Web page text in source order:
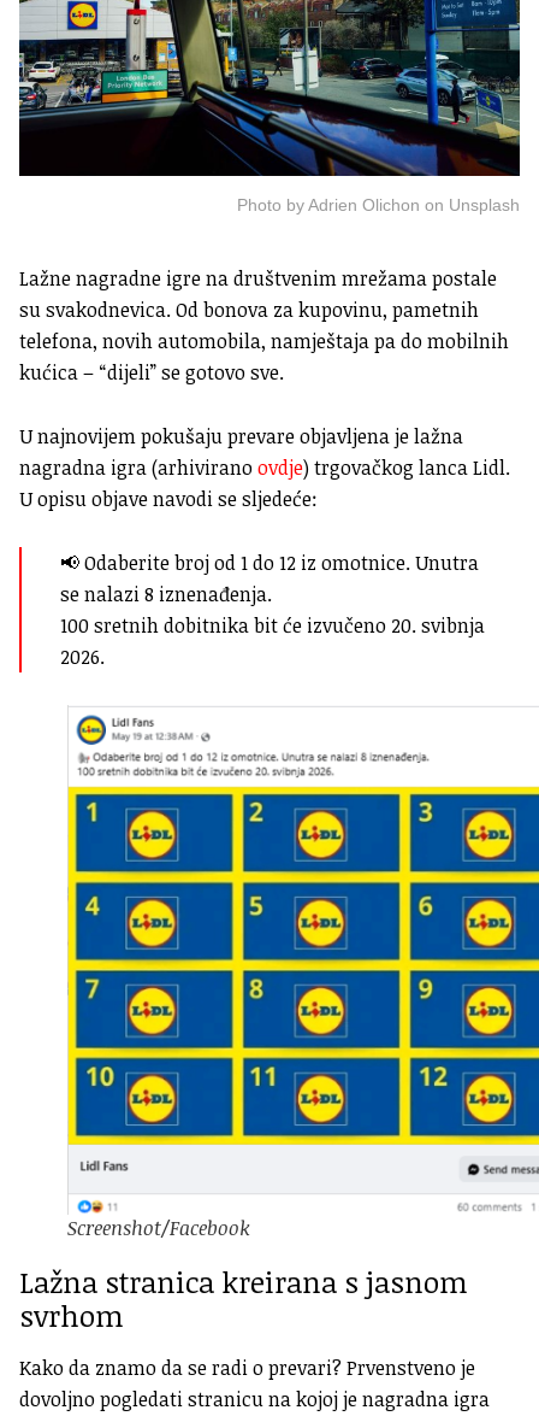
Photo by Adrien Olichon on Unsplash
Lažne nagradne igre na društvenim mrežama postale
su svakodnevica. Od bonova za kupovinu, pametnih
telefona, novih automobila, namještaja pa do mobilnih
kućica – “dijeli” se gotovo sve.
U najnovijem pokušaju prevare objavljena je lažna
nagradna igra (arhiviranoovdje) trgovačkog lanca Lidl.
U opisu objave navodi se sljedeće:
📢 Odaberite broj od 1 do 12 iz omotnice. Unutra
se nalazi 8 iznenađenja.
100 sretnih dobitnika bit će izvučeno 20. svibnja
2026.
Screenshot/Facebook
Lažna stranica kreirana s jasnom
svrhom
Kako da znamo da se radi o prevari? Prvenstveno je
dovoljno pogledati stranicu na kojoj je nagradna igra